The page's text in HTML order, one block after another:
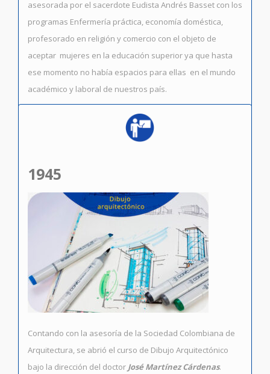
asesorada por el sacerdote Eudista Andrés Basset con los
programas Enfermería práctica, economía doméstica,
profesorado en religión y comercio con el objeto de
aceptar mujeres en la educación superior ya que hasta
ese momento no había espacios para ellas en el mundo
académico y laboral de nuestros país.
1945
Contando con la asesoría de la Sociedad Colombiana de
Arquitectura, se abrió el curso de Dibujo Arquitectónico
bajo la dirección del doctor José Martínez Cárdenas.